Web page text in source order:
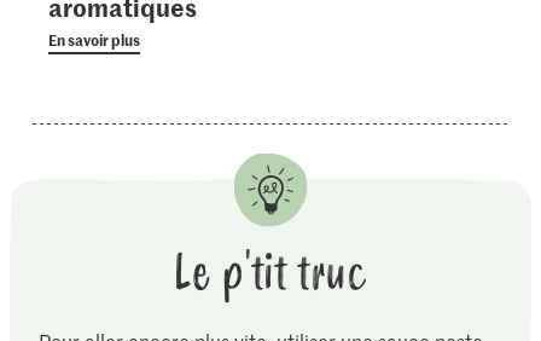
En savoir plus
Le p'tit truc